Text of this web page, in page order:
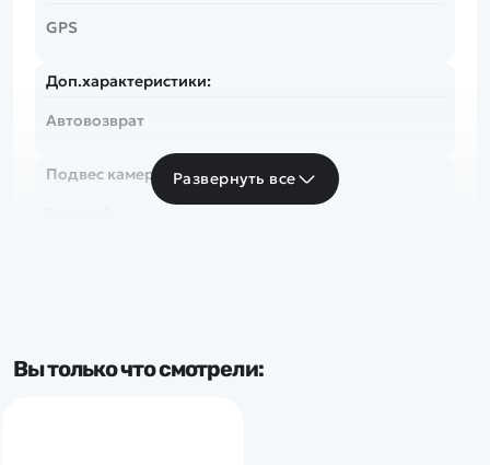
GPS
Доп.характеристики:
Автовозврат
Подвес камеры:
Развернуть все
Вы только что смотрели: